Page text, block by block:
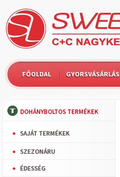
FŐOLDAL GYORSVÁSÁRLÁS
DOHÁNYBOLTOS TERMÉKEK
SAJÁT TERMÉKEK
SZEZONÁRU
ÉDESSÉG